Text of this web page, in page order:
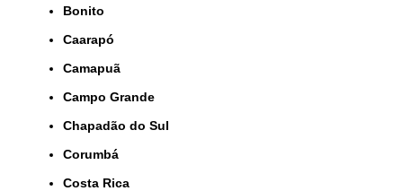
Bonito
Caarapó
Camapuã
Campo Grande
Chapadão do Sul
Corumbá
Costa Rica